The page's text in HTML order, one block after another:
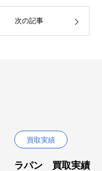
次の記事
買取実績
ラパン 買取実績